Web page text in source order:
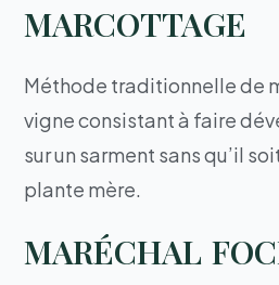
MARCOTTAGE
Méthode traditionnelle de
vigne consistant à faire
sur un sarment sans qu’il
plante mère.
MARÉCHAL